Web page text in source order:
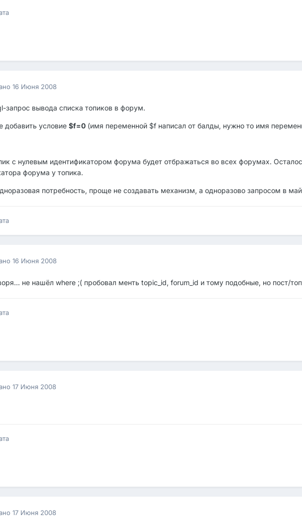
16 Июня 2008
запрос вывода списка топиков в форум.
добавить условие $f=0 (имя переменной $f написал от балды, нужно то имя
с нулевым идентификатором форума будет отбражаться во всех форумах.
форума у топика.
потребность, проще не создавать механизм, а одноразово запросом в
16 Июня 2008
не нашёл where ;( пробовал менть topic_id, forum_id и тому подобные, но пост/
17 Июня 2008
17 Июня 2008